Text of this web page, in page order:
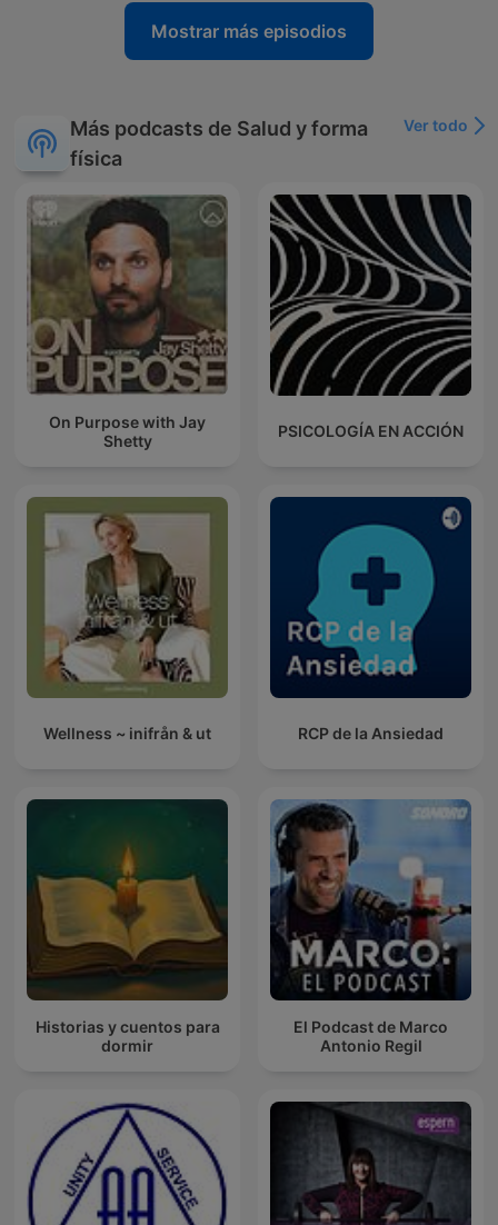
Mostrar más episodios
Más podcasts de Salud y forma
física
Ver todo
On Purpose with Jay
Shetty
PSICOLOGÍA EN ACCIÓN
Wellness ~ inifrån & ut RCP de la Ansiedad
Historias y cuentos para
dormir
El Podcast de Marco
Antonio Regil